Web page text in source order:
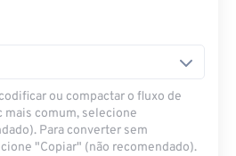
ou compactar o fluxo de
mais comum, selecione
Para converter sem
"Copiar" (não recomendado).